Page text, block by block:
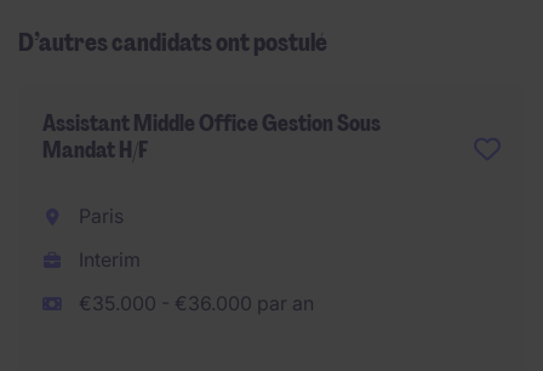
D’autres candidats ont postulé
Assistant Middle Office Gestion Sous
Mandat H/F
Paris
Interim
€35.000 - €36.000 par an